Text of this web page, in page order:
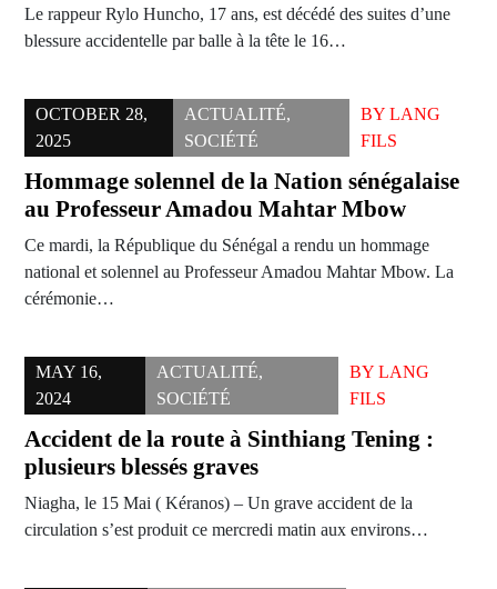
Le rappeur Rylo Huncho, 17 ans, est décédé des suites d’une
blessure accidentelle par balle à la tête le 16…
OCTOBER 28,
2025
ACTUALITÉ,
SOCIÉTÉ
BYLANG
FILS
Hommage solennel de la Nation sénégalaise
au Professeur Amadou Mahtar Mbow
Ce mardi, la République du Sénégal a rendu un hommage
national et solennel au Professeur Amadou Mahtar Mbow. La
cérémonie…
MAY 16,
2024
ACTUALITÉ,
SOCIÉTÉ
BYLANG
FILS
Accident de la route à Sinthiang Tening :
plusieurs blessés graves
Niagha, le 15 Mai ( Kéranos) – Un grave accident de la
circulation s’est produit ce mercredi matin aux environs…